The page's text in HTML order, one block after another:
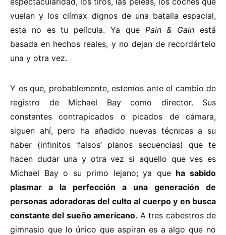
vuelan y los clímax dignos de una batalla espacial,
esta no es tu película. Ya que Pain & Gain está
basada en hechos reales, y no dejan de recordártelo
una y otra vez.
Y es que, probablemente, estemos ante el cambio de
registro de Michael Bay como director. Sus
constantes contrapicados o picados de cámara,
siguen ahí, pero ha añadido nuevas técnicas a su
haber (infinitos ‘falsos’ planos secuencias) que te
hacen dudar una y otra vez si aquello que ves es
Michael Bay o su primo lejano; ya que ha sabido
plasmar a la perfección a una generación de
personas adoradoras del culto al cuerpo y en busca
constante del sueño americano. A tres cabestros de
gimnasio que lo único que aspiran es a algo que no